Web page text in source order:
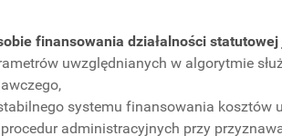
finansowania działalności
uwzględnianych w algorytmie
systemu finansowania kosztów
administracyjnych przy